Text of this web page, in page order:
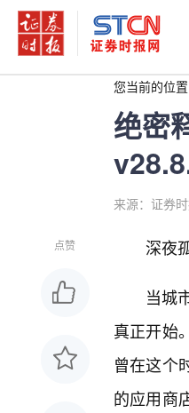
您当前的位置
绝密
来源：证券
点赞 深夜
当城
真正开始
曾在这个
的应用商